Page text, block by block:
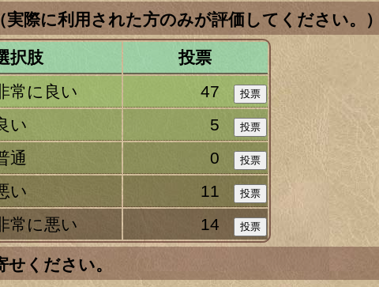
際に利用された方のみが評価してください。）
択肢
投票
常に良い
47
い
5
通
0
い
11
常に悪い
14
ください。